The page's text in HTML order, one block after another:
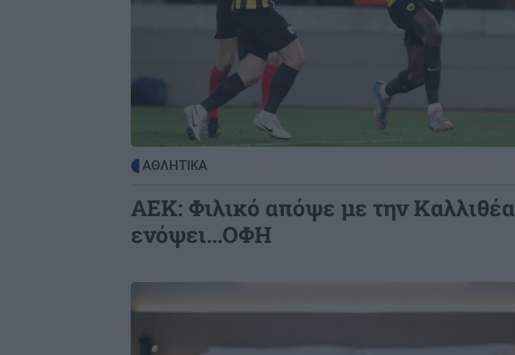
ΑΘΛΗΤΙΚΑ
ΑΕΚ: Φιλικό απόψε με την Καλλιθέα
ενόψει...ΟΦΗ